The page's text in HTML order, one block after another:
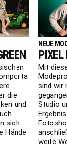
die
und
sich
Hände
NEUE
PIXEL
Mit
sind wir
Studio
weite